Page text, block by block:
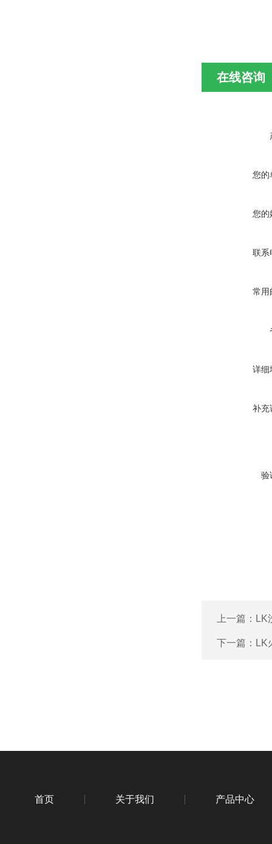
在线咨询
您的
您的
联系
常用
详细
补充
验
上一篇： LK
下一篇： LK
首页 关于我们 产品中心